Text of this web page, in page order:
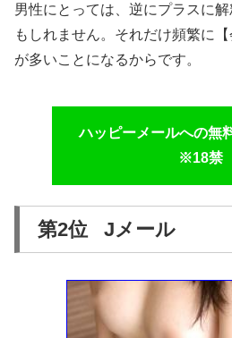
男性にとっては、逆にプラスに
もしれません。それだけ頻繁に
が多いことになるからです。
ハッピーメールへの無
※18禁
第2位 Jメール